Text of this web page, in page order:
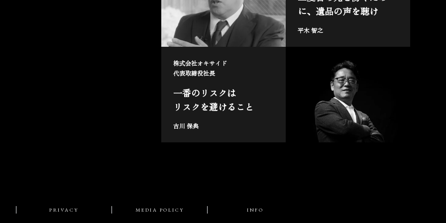
に、遺品の声を聴け
平木 智之
株式会社オキサイド
代表取締役社長
一番のリスクは
リスクを避けること
古川 保典
PRIVACY MEDIA POLICY INFO